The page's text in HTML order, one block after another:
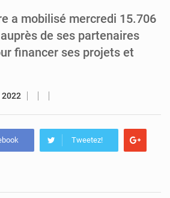
Tibiri : le dialogue, nouveau terrain de jeu pour la paix
a mobilisé mercredi 15.706
de ses partenaires
financer ses projets et
2022
Tweetez!